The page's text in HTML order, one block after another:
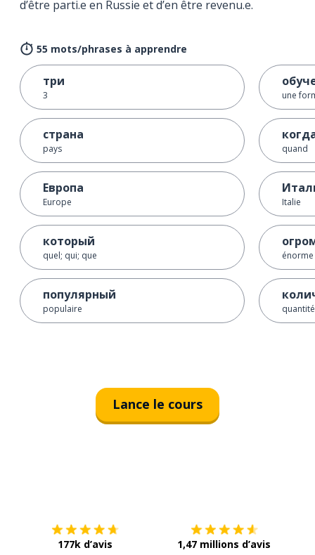
d’être parti.e en Russie et d’en être revenu.e.
55 mots/phrases à apprendre
три
3
страна
pays
Европа
Europe
который
quel; qui; que
популярный
populaire
une
quand
Italie
énorme
quantité
Lance le cours
177k d’avis 1,47 millions d’avis